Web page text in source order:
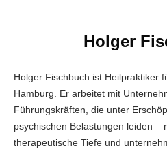
Holger
Holger Fischbuch ist Heilpraktiker
Hamburg. Er arbeitet mit
Führungskräften, die unter
psychischen Belastungen leiden –
therapeutische Tiefe und